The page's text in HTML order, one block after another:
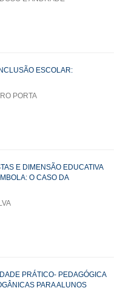
ESCOLAR:
PORTA
E DIMENSÃO EDUCATIVA
O CASO DA
PRÁTICO- PEDAGÓGICA
PARA ALUNOS